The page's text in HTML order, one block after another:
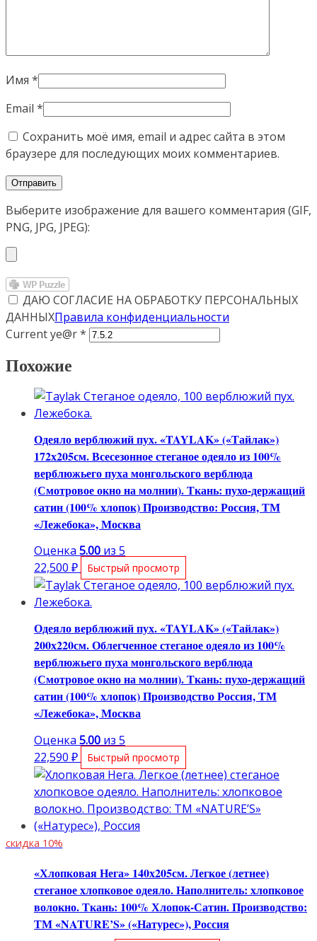
Имя *
Email *
Сохранить моё имя, email и адрес сайта в этом
браузере для последующих моих комментариев.
Выберите изображение для вашего комментария (GIF,
PNG, JPG, JPEG):
ДАЮ СОГЛАСИЕ НА ОБРАБОТКУ ПЕРСОНАЛЬНЫХ
ДАННЫХПравила конфиденциальности
Current ye@r*
Похожие
Одеяло верблюжий пух. «TAYLAK» («Тайлак»)
172х205см. Всесезонное стеганое одеяло из 100%
верблюжьего пуха монгольского верблюда
(Смотровое окно на молнии). Ткань: пухо-держащий
сатин (100% хлопок) Производство: Россия, ТМ
«Лежебока», Москва
Оценка 5.00 из 5
22,500 ₽ Быстрый просмотр
Одеяло верблюжий пух. «TAYLAK» («Тайлак»)
200х220см. Облегченное стеганое одеяло из 100%
верблюжьего пуха монгольского верблюда
(Смотровое окно на молнии). Ткань: пухо-держащий
сатин (100% хлопок) Производство Россия, ТМ
«Лежебока», Москва
Оценка 5.00 из 5
22,590 ₽ Быстрый просмотр
скидка 10%
«Хлопковая Нега» 140х205см. Легкое (летнее)
стеганое хлопковое одеяло. Наполнитель: хлопковое
волокно. Ткань: 100% Хлопок-Сатин. Производство:
ТМ «NATURE’S» («Натурес»), Россия